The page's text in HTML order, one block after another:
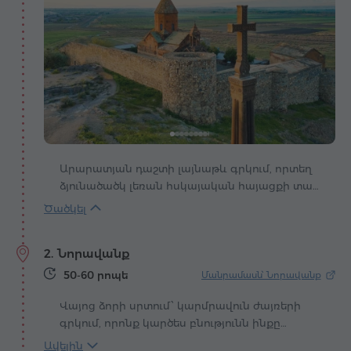
Արարատյան դաշտի լայնաթև գրկում, որտեղ
ձյունածածկ լեռան հսկայական հայացքի տակ
դողում է օդը, վեր է խոյանում Խոր Վիրապը՝
ամբողջություն։ Ասում են՝ այստեղ, խոր ու մութ
փոսում, թագավոր Տրդատ Գ-ն ատելությամբ
ժողովրդին նոր լույս քարոզելու համար։
Տարիներ հոսեցին մթության մեջ, մինչև որ
քարե պատերի ներսում տեղի ունեցավ հրաշք.
2. Նորավանք
50-60 րոպե Մանրամասն՝ Նորավանք
Վայոց ձորի սրտում՝ կարմրավուն ժայռերի
գրկում, որոնք կարծես բնությունն ինքը
կանգնեցրել է որպես անառիկ պարիսպներ,
Ավելին